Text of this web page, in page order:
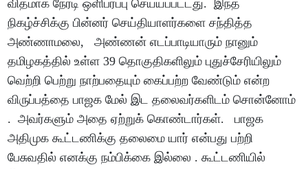
விதமாக நேரடி ஒளிபரப்பு செய்யப்பட்டது. இந்த
நிகழ்ச்சிக்கு பின்னர் செய்தியாளர்களை சந்தித்த
அண்ணாமலை, அண்ணன் எடப்பாடியாரும் நானும்
தமிழகத்தில் உள்ள 39 தொகுதிகளிலும் புதுச்சேரியிலும்
வெற்றி பெற்று நாற்பதையும் கைப்பற்ற வேண்டும் என்ற
விருப்பத்தை பாஜக மேல் இட தலைவர்களிடம் சொன்னோம்
. அவர்களும் அதை ஏற்றுக் கொண்டார்கள். பாஜக
அதிமுக கூட்டணிக்கு தலைமை யார் என்பது பற்றி
பேசுவதில் எனக்கு நம்பிக்கை இல்லை . கூட்டணியில்